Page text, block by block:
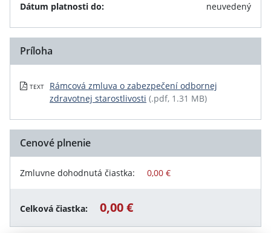
Dátum platnosti do:
neuvedený
Príloha
TEXT
Rámcová zmluva o zabezpečení odbornej
zdravotnej starostlivosti (.pdf, 1.31 MB)
Cenové plnenie
Zmluvne dohodnutá čiastka: 0,00 €
Celková čiastka: 0,00 €